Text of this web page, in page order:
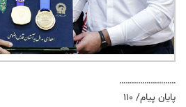
………………………
پایان پیام/ ۱۱۰